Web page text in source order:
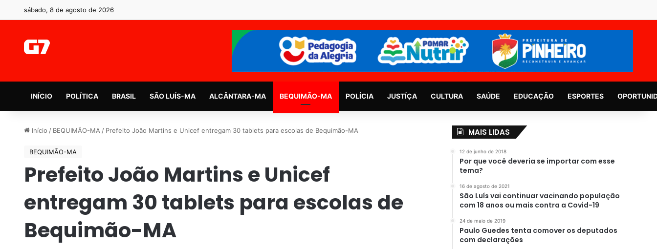
sábado, 8 de agosto de 2026
INÍCIO POLÍTICA BRASIL SÃO LUÍS-MA ALCÂNTARA-MA BEQUIMÃO-MA POLÍCIA JUSTÍÇA CULTURA SAÚDE EDUCAÇÃO ESPORTES
Início / BEQUIMÃO-MA / Prefeito João Martins e Unicef entregam 30 tablets para escolas de Bequimão-MA
BEQUIMÃO-MA
Prefeito João Martins e Unicef
entregam 30 tablets para escolas de
Bequimão-MA
MAIS LIDAS
12 de junho de 2018
Por que você deveria se importar com esse
tema?
16 de agosto de 2021
São Luís vai continuar vacinando população
com 18 anos ou mais contra a Covid-19
24 de maio de 2019
Paulo Guedes tenta comover os deputados
com declarações